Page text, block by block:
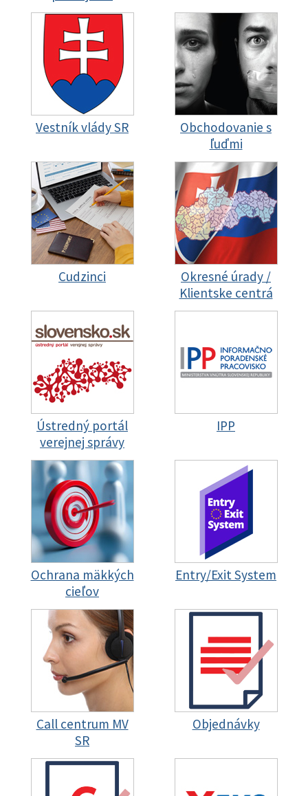
Vestník vlády SR
Obchodovanie s
ľuďmi
Cudzinci
Okresné úrady /
Klientske centrá
Ústredný portál
verejnej správy
IPP
Ochrana mäkkých
cieľov
Entry/Exit System
Call centrum MV
SR
Objednávky